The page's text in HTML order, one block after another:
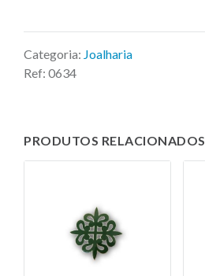
Categoria: Joalharia
Ref: 0634
PRODUTOS RELACIONADOS